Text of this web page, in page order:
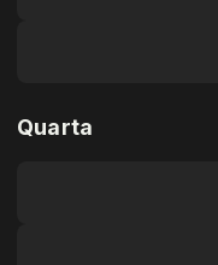
Quarta